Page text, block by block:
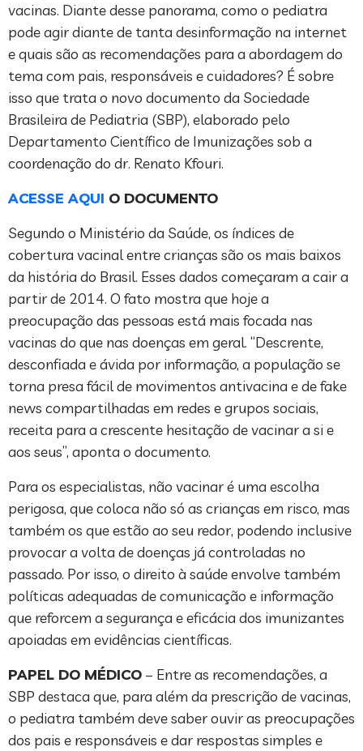
vacinas. Diante desse panorama, como o pediatra
pode agir diante de tanta desinformação na internet
e quais são as recomendações para a abordagem do
tema com pais, responsáveis e cuidadores? É sobre
isso que trata o novo documento da Sociedade
Brasileira de Pediatria (SBP), elaborado pelo
Departamento Científico de Imunizações sob a
coordenação do dr. Renato Kfouri.
ACESSE AQUI O DOCUMENTO
Segundo o Ministério da Saúde, os índices de
cobertura vacinal entre crianças são os mais baixos
da história do Brasil. Esses dados começaram a cair a
partir de 2014. O fato mostra que hoje a
preocupação das pessoas está mais focada nas
vacinas do que nas doenças em geral. “Descrente,
desconfiada e ávida por informação, a população se
torna presa fácil de movimentos antivacina e de fake
news compartilhadas em redes e grupos sociais,
receita para a crescente hesitação de vacinar a si e
aos seus”, aponta o documento.
Para os especialistas, não vacinar é uma escolha
perigosa, que coloca não só as crianças em risco, mas
também os que estão ao seu redor, podendo inclusive
provocar a volta de doenças já controladas no
passado. Por isso, o direito à saúde envolve também
políticas adequadas de comunicação e informação
que reforcem a segurança e eficácia dos imunizantes
apoiadas em evidências científicas.
PAPEL DO MÉDICO – Entre as recomendações, a
SBP destaca que, para além da prescrição de vacinas,
o pediatra também deve saber ouvir as preocupações
dos pais e responsáveis e dar respostas simples e